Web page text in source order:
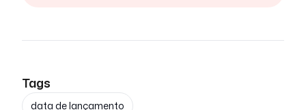
Tags
data de lançamento